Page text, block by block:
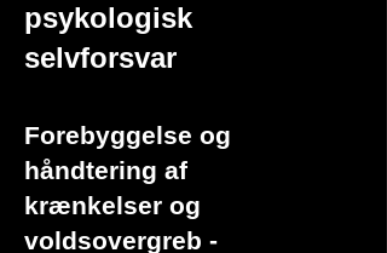
psykologisk
selvforsvar
Forebyggelse og
håndtering af
krænkelser og
voldsovergreb -